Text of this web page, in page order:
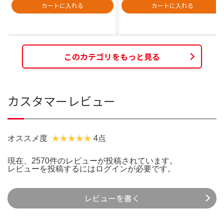
カートに入れる
カートに入れる
このカテゴリをもっと見る
カスタマーレビュー
オススメ度 4点
現在、2570件のレビューが投稿されています。
レビューを投稿するには ログインが必要です。
レビューを書く